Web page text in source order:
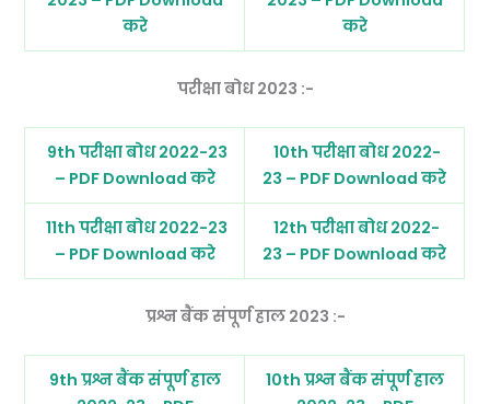
करे
करे
परीक्षा बोध 2023 :-
9th परीक्षा बोध 2022-23
– PDF Download करे
10th परीक्षा बोध 2022-
23 – PDF Download करे
11th परीक्षा बोध 2022-23
– PDF Download करे
12th परीक्षा बोध 2022-
23 – PDF Download करे
प्रश्न बैंक संपूर्ण हाल 2023 :-
9th प्रश्न बैंक संपूर्ण हाल
10th प्रश्न बैंक संपूर्ण हाल